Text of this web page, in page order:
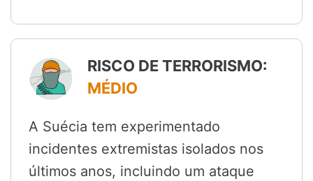
RISCO DE TERRORISMO:
MÉDIO
A Suécia tem experimentado
incidentes extremistas isolados nos
últimos anos, incluindo um ataque